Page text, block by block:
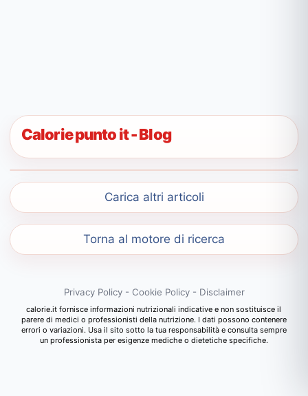
Calorie punto it - Blog
Carica altri articoli
Torna al motore di ricerca
Privacy Policy- Cookie Policy- Disclaimer
calorie.it fornisce informazioni nutrizionali indicative e non sostituisce il
parere di medici o professionisti della nutrizione. I dati possono contenere
errori o variazioni. Usa il sito sotto la tua responsabilità e consulta sempre
un professionista per esigenze mediche o dietetiche specifiche.